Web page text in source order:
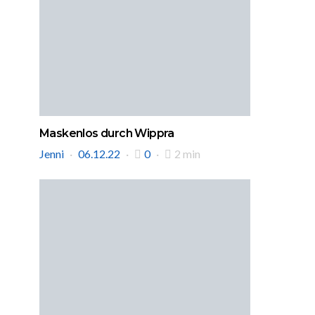
Maskenlos durch Wippra
Jenni
06.12.22 0 2 min